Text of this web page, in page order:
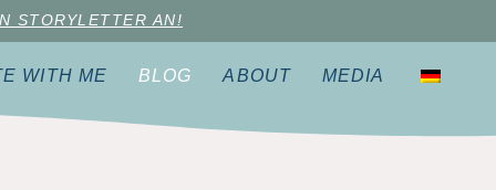
STORYLETTER AN!
WITH ME BLOG ABOUT MEDIA